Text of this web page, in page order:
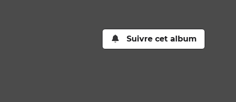
Suivre cet album